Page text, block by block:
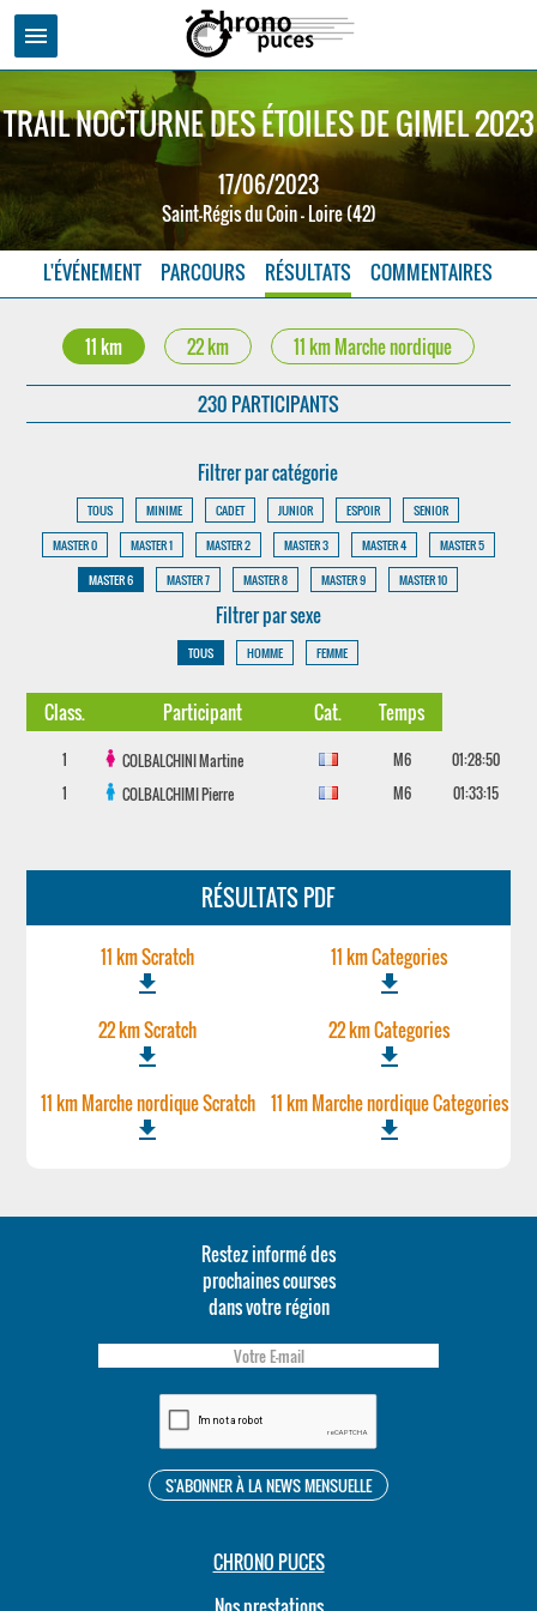
menu
TRAIL NOCTURNE DES ÉTOILES DE GIMEL 2023
17/06/2023
Saint-Régis du Coin - Loire (42)
L'ÉVÉNEMENT PARCOURS RÉSULTATS COMMENTAIRES
11 km 22 km 11 km Marche nordique
230 PARTICIPANTS
Filtrer par catégorie
TOUS MINIME CADET JUNIOR ESPOIR
SENIOR
MASTER 0
MASTER 1 MASTER 2 MASTER 3 MASTER 4
MASTER 5
MASTER 6
MASTER 7 MASTER 8 MASTER 9 MASTER 10
Filtrer par sexe
TOUS HOMME FEMME
Class. Participant Cat. Temps
1 COLBALCHINIMartine M6
01:28:50
1
COLBALCHIMIPierre M6 01:33:15
RÉSULTATS PDF
11 km Scratch
file_download
11 km Categories
file_download
22 km Scratch
file_download
22 km Categories
file_download
11 km Marche nordique Scratch
file_download
11 km Marche nordique Categories
file_download
Restez informé des
prochaines courses
dans votre région
CHRONO PUCES